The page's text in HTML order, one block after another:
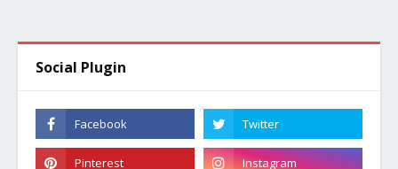
Social Plugin